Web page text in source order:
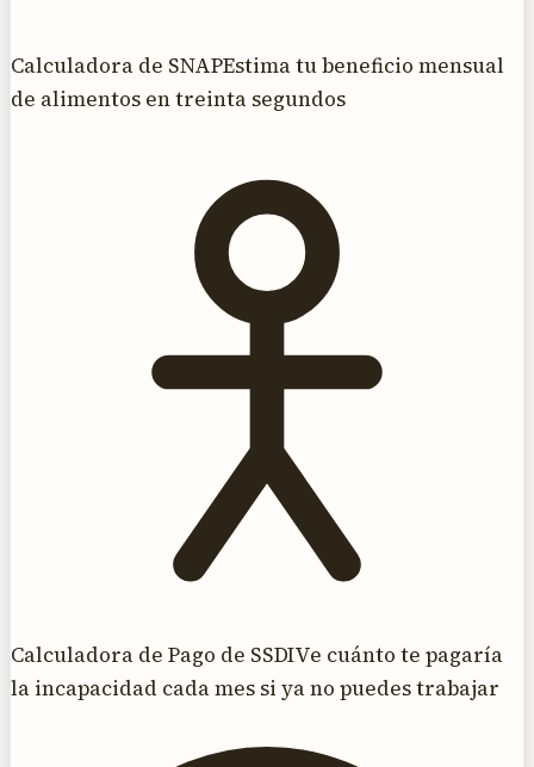
Calculadora de SNAPEstima tu beneficio mensual
de alimentos en treinta segundos
Calculadora de Pago de SSDIVe cuánto te pagaría
la incapacidad cada mes si ya no puedes trabajar